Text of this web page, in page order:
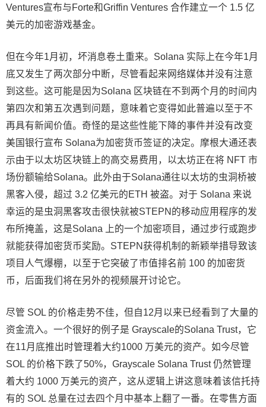
Ventures宣布与Forte和Griffin Ventures 合作建立一个 1.5 亿
美元的加密游戏基金。
但在今年1月初，坏消息卷土重来。Solana 实际上在今年1月
底又发生了两次部分中断，尽管看起来网络媒体并没有注意
到这些。这可能是因为Solana 区块链在不到两个月的时间内
第四次和第五次遇到问题，意味着它变得如此普遍以至于不
再具有新闻价值。奇怪的是这些性能下降的事件并没有改变
美国银行宣布 Solana为加密货币签证的决定。摩根大通还表
示由于以太坊区块链上的高交易费用，以太坊正在将 NFT 市
场份额输给Solana。此外由于Solana通往以太坊的虫洞桥被
黑客入侵，超过 3.2 亿美元的ETH 被盗。对于 Solana 来说
幸运的是虫洞黑客攻击很快就被STEPN的移动应用程序的发
布所掩盖，这是Solana 上的一个加密项目，通过步行或跑步
就能获得加密货币奖励。STEPN获得机制的新颖举措导致该
项目人气爆棚，以至于它突破了市值排名前 100 的加密货
币，后面我们将在另外的视频展开讨论它。
尽管 SOL 的价格走势不佳，但自12月以来已经看到了大量的
资金流入。一个很好的例子是 Grayscale的Solana Trust，它
在11月底推出时管理着大约1000 万美元的资产。如今尽管
SOL 的价格下跌了50%，Grayscale Solana Trust 仍然管理
着大约 1000 万美元的资产，这从逻辑上讲这意味着该信托持
有的 SOL 总量在过去四个月中基本上翻了一番。在零售方面